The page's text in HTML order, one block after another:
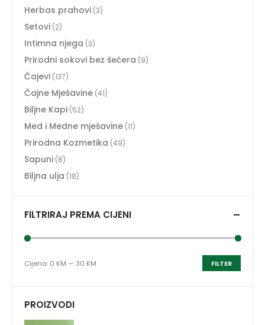
Herbas prahovi (3)
Setovi (2)
Intimna njega (3)
Prirodni sokovi bez šećera (9)
Čajevi (137)
Čajne Mješavine (41)
Biljne Kapi (52)
Med i Medne mješavine (11)
Prirodna Kozmetika (49)
Sapuni (8)
Biljna ulja (18)
FILTRIRAJ PREMA CIJENI
FILTER
Cijena: 0 KM — 30 KM
PROIZVODI